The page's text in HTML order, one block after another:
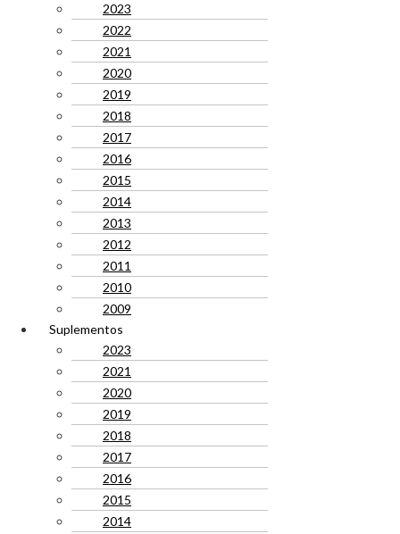
2023
2022
2021
2020
2019
2018
2017
2016
2015
2014
2013
2012
2011
2010
2009
Suplementos
2023
2021
2020
2019
2018
2017
2016
2015
2014